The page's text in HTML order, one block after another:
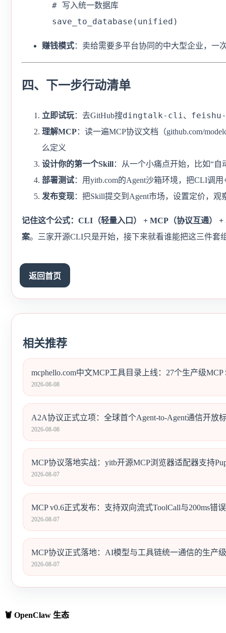
  # 写入统一数据库
  save_to_database(unified)
赚钱模式：卖给需要多平台协同的中大型企业，一
四、下一步行动清单
立即试玩：去GitHub搜dingtalk-cli、
理解MCP：读一遍MCP协议文档（github.com/
么定义
设计你的第一个Skill：从一个小痛点开始，比如“
部署测试：用yitb.com的Agent沙箱环境，把CLI调
发布变现：把Skill提交到Agent市场，设置定价，观
记住这个公式：CLI（轻量入口） + MCP（协议互通）
案。三家开源CLI只是开始，接下来就看谁能把这三件套
返回首页
相关推荐
mcphello.com中文MCP工具目录上线：27个生产级MCP
2026-08-08
A2A协议正式立项：全球首个Agent-to-Agent通信开放
2026-08-08
MCP协议落地实战：yitb开源MCP浏览器适配器支持
2026-08-07
MCP v0.6正式发布：支持双向流式ToolCall与200ms错
2026-08-07
MCP协议正式落地：AI模型与工具链统一通信的生产
2026-08-07
🦞 OpenClaw 生态